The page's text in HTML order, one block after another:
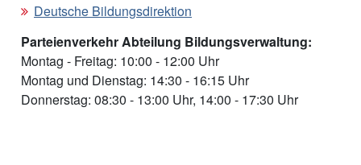
Deutsche Bildungsdirektion
Parteienverkehr Abteilung Bildungsverwaltung:
Montag - Freitag: 10:00 - 12:00 Uhr
Montag und Dienstag: 14:30 - 16:15 Uhr
Donnerstag: 08:30 - 13:00 Uhr, 14:00 - 17:30 Uhr